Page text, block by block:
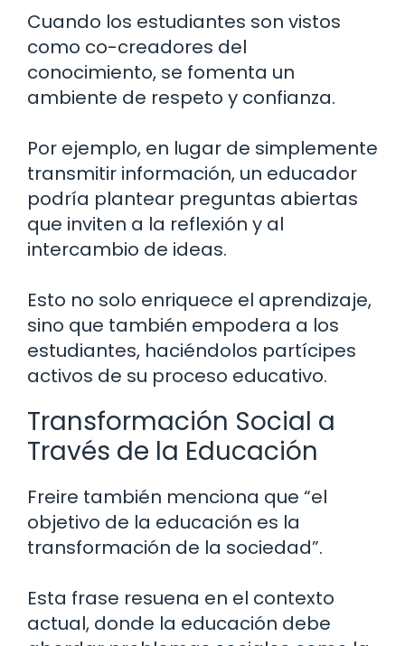
Cuando los estudiantes son vistos
como co-creadores del
conocimiento, se fomenta un
ambiente de respeto y confianza.
Por ejemplo, en lugar de simplemente
transmitir información, un educador
podría plantear preguntas abiertas
que inviten a la reflexión y al
intercambio de ideas.
Esto no solo enriquece el aprendizaje,
sino que también empodera a los
estudiantes, haciéndolos partícipes
activos de su proceso educativo.
Transformación Social a
Través de la Educación
Freire también menciona que “el
objetivo de la educación es la
transformación de la sociedad”.
Esta frase resuena en el contexto
actual, donde la educación debe